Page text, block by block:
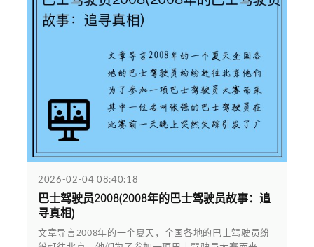
2026-02-04 08:40:18
巴士驾驶员2008(2008年的巴士驾驶员故事：追
寻真相)
文章导言2008年的一个夏天，全国各地的巴士驾驶员纷